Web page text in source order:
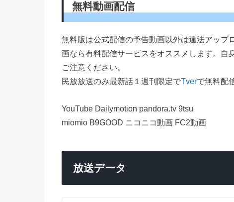
無料動画配信
無料版は公式配信の予告動画以外は違法アップ
画なら有料配信サービスをオススメします。自
ご注意ください。
民放放送のみ最新話１週刊限定でTverで無料配
YouTube Dailymotion pandora.tv 9tsu
miomio B9GOOD ニコニコ動画 FC2動画
放送データ